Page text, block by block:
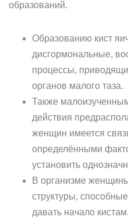
образований.
Образованию кист
дисгормональные,
процессы,
органов малого таза.
Также
действия
женщин имеется
определёнными
установить
В организме
структуры,
давать начало кистам.